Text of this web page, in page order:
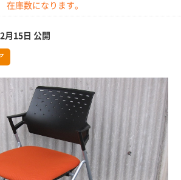
在庫数になります。
月15日 公開